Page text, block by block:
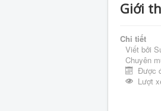
Giới
Chi tiết
Viết bởi
Chuyên
Được
Lượt